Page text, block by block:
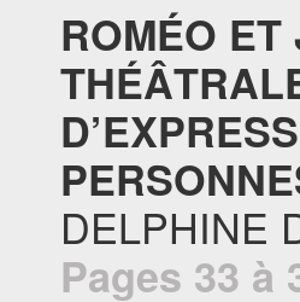
ROMÉO
DELPHINE
Pages 33 à